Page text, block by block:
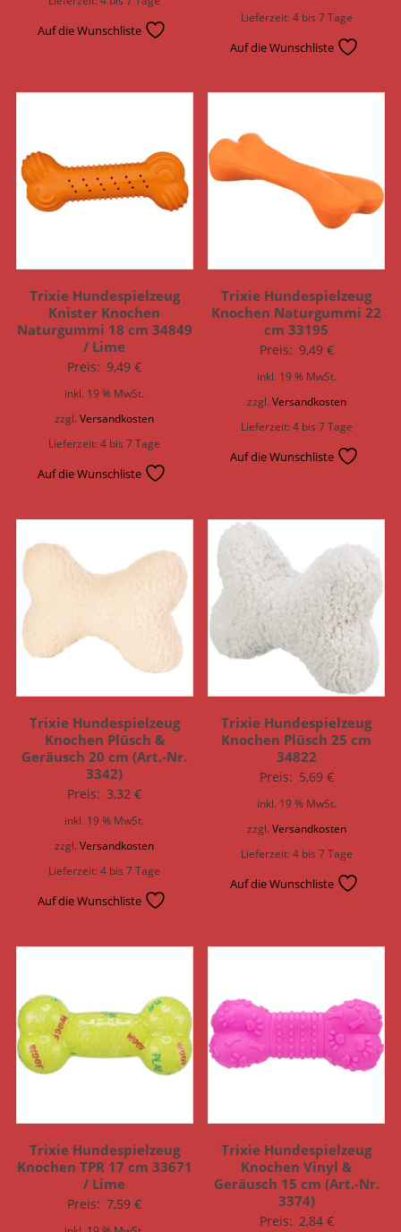
Auf die Wunschliste
Lieferzeit:4 bis 7 Tage
Auf die Wunschliste
Trixie Hundespielzeug
Knister Knochen
Naturgummi 18 cm 34849
/ Lime
Preis: 9,49€
inkl. 19 % MwSt.
zzgl.Versandkosten
Lieferzeit:4 bis 7 Tage
Auf die Wunschliste
Trixie Hundespielzeug
Knochen Naturgummi 22
cm 33195
Preis: 9,49 €
inkl. 19 % MwSt.
zzgl.Versandkosten
Lieferzeit:4 bis 7 Tage
Auf die Wunschliste
Trixie Hundespielzeug
Knochen Plüsch &
Geräusch 20 cm (Art.-Nr.
3342)
Preis: 3,32€
inkl. 19 % MwSt.
zzgl.Versandkosten
Lieferzeit:4 bis 7 Tage
Auf die Wunschliste
Trixie Hundespielzeug
Knochen Plüsch 25 cm
34822
Preis: 5,69 €
inkl. 19 % MwSt.
zzgl. Versandkosten
Lieferzeit:4 bis 7 Tage
Auf die Wunschliste
Trixie Hundespielzeug
Knochen TPR 17 cm 33671
/ Lime
Preis: 7,59€
Trixie Hundespielzeug
Knochen Vinyl &
Geräusch 15 cm (Art.-Nr.
3374)
Preis: 2,84 €